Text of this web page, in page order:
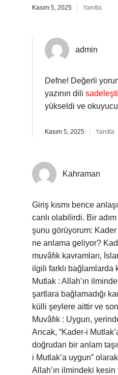
Kasım 5, 2025 Yanıtla
admin
Defne! Değerli
yazının dili sadeleşti
yükseldi ve
Kasım 5, 2025 Yanıtla
Kahraman
Giriş kısmı bence
canlı olabilirdi. Bir
şunu görüyorum:
ne anlama geliyor?
muvâfık kavramları,
ilgili farklı bağlamlarda
Mutlak : Allah’ın
şartlara bağlamadığı
külli şeylere aittir ve
Muvâfık : Uygun,
Ancak, “Kader-i
doğrudan bir anlam
i Mutlak’a uygun”
Allah’ın ilmindeki